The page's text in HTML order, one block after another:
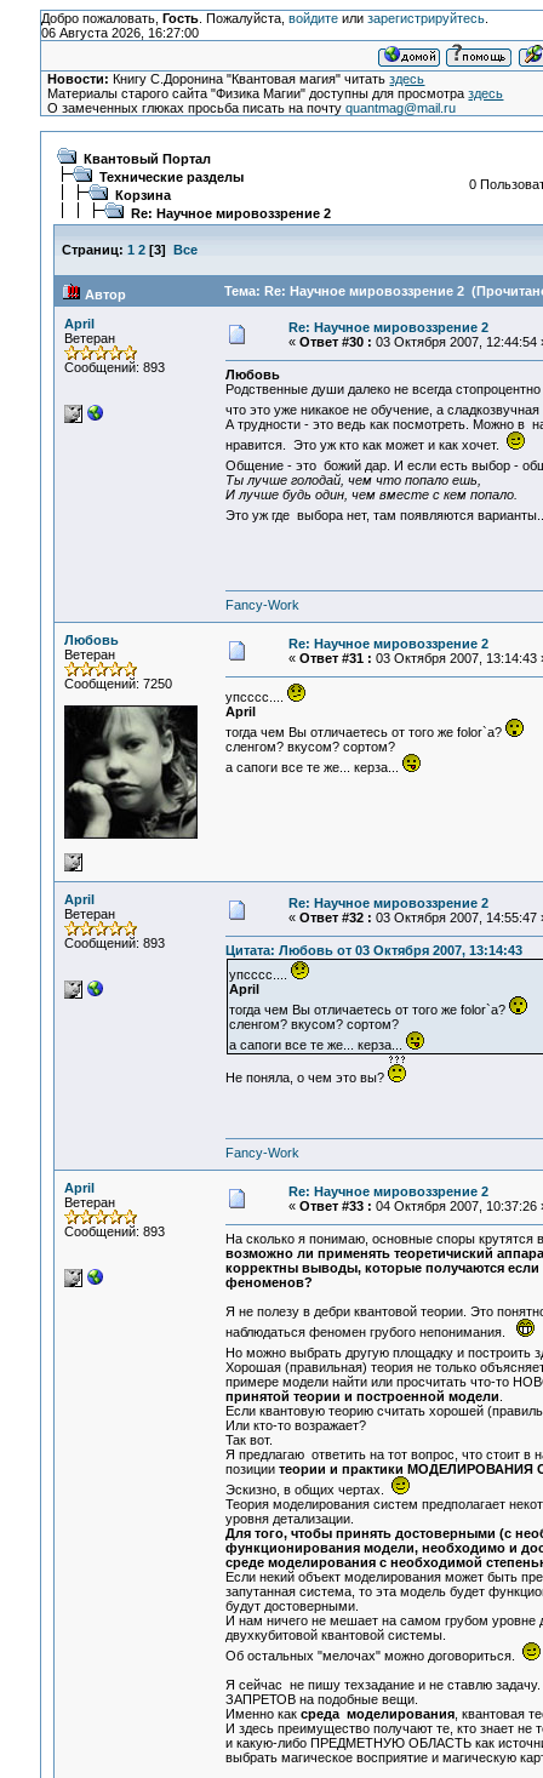
Добро пожаловать, Гость. Пожалуйста, войдитеили зарегистрируйтесь.
06 Августа 2026, 16:27:00
Новости: Книгу С.Доронина "Квантовая магия" читатьздесь
Материалы старого сайта "Физика Магии" доступны для просмотраздесь
О замеченных глюках просьба писать на почтуquantmag@mail.ru
Квантовый Портал
Технические разделы
Корзина
Re: Научное мировоззрение 2
0
Страниц: 1 2[3] Все
Автор Тема: Re: Научное мировоззрение 2
April
Ветеран
Сообщений: 893
Re: Научное мировоззрение 2
« Ответ #30 : 03 Октября 2007, 12:44:54
Любовь
Родственные души далеко не всегда
что это уже никакое не обучение, а
А трудности - это ведь как посмотреть. Можно в
нравится. Это уж кто как может и как хочет.
Общение - это божий дар. И если есть выбор -
Ты лучше голодай, чем что попало ешь,
И лучше будь один, чем вместе с кем попало.
Это уж где выбора нет, там появляются
Fancy-Work
Любовь
Ветеран
Сообщений: 7250
Re: Научное мировоззрение 2
« Ответ #31 : 03 Октября 2007, 13:14:43
упсссс....
April
тогда чем Вы отличаетесь от того же folor`а?
сленгом? вкусом? сортом?
а сапоги все те же... керза...
April
Ветеран
Сообщений: 893
Re: Научное мировоззрение 2
« Ответ #32 : 03 Октября 2007, 14:55:47
Цитата: Любовь от 03 Октября 2007, 13:14:43
упсссс....
April
тогда чем Вы отличаетесь от того же folor`а?
сленгом? вкусом? сортом?
а сапоги все те же... керза...
Не поняла, о чем это вы?
Fancy-Work
April
Ветеран
Сообщений: 893
Re: Научное мировоззрение 2
« Ответ #33 : 04 Октября 2007, 10:37:26
На сколько я понимаю, основные споры крутятся
возможно ли применять теоретичиский
корректны выводы, которые получаются если
феноменов?
Я не полезу в дебри квантовой теории. Это
наблюдаться феномен грубого непонимания.
Но можно выбрать другую площадку и
Хорошая (правильная) теория не только
примере модели найти или просчитать что-
принятой теории и построенной модели
Если квантовую теорию считать хорошей
Или кто-то возражает?
Так вот.
Я предлагаю ответить на тот вопрос, что стоит в
позиции теории и практики МОДЕЛИРОВАНИЯ
Эскизно, в общих чертах.
Теория моделирования систем предполагает
уровня детализации.
Для того, чтобы принять достоверными (с
функционирования модели, необходимо и
среде моделирования с необходимой
Если некий объект моделирования может быть
запутанная система, то эта модель будет
будут достоверными.
И нам ничего не мешает на самом грубом уровне
двухкубитовой квантовой системы.
Об остальных "мелочах" можно договориться.
Я сейчас не пишу техзадание и не ставлю
ЗАПРЕТОВ на подобные вещи.
Именно как среда моделирования, квантовая
И здесь преимущество получают те, кто знает не
и какую-либо ПРЕДМЕТНУЮ ОБЛАСТЬ как
выбрать магическое восприятие и магическую